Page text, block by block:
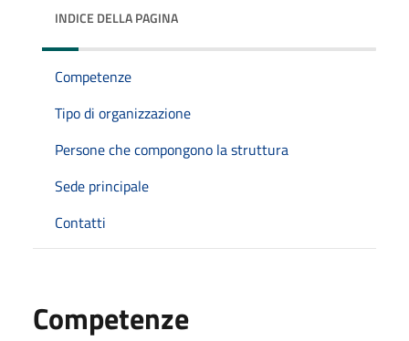
INDICE DELLA PAGINA
Competenze
Tipo di organizzazione
Persone che compongono la struttura
Sede principale
Contatti
Competenze